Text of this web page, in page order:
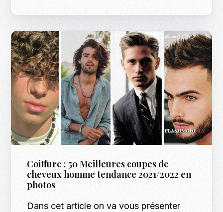
Coiffure : 50 Meilleures coupes de
cheveux homme tendance 2021/2022 en
photos
Dans cet article on va vous présenter